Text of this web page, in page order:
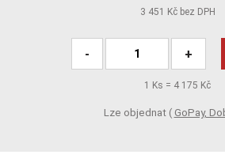
3 451 Kč bez DPH
- +
1 Ks = 4 175 Kč
Lze objednat ( GoPay,